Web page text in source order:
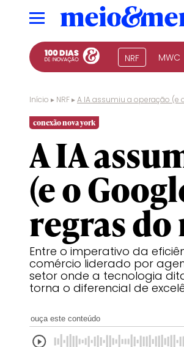
NRF MWC
Início ▸ NRF▸A IA assumiu a operação (e
conexão nova york
A IA
(e o
regras do
Entre o imperativo da
comércio liderado por
setor onde a tecnologia
torna o diferencial de
ouça este conteúdo